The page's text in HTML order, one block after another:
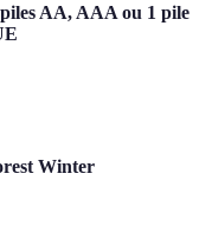
AA, AAA ou 1 pile
Winter